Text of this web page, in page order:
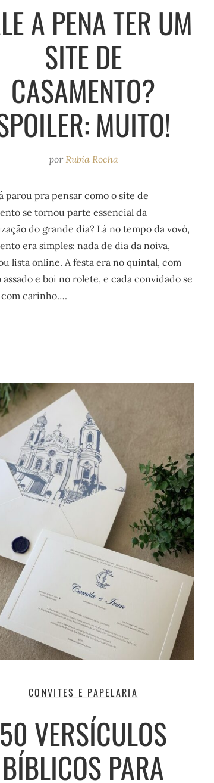
A PENA TER UM
SITE DE
CASAMENTO?
MUITO!
por Rubia Rocha
parou pra pensar como o site de
se tornou parte essencial da
do grande dia? Lá no tempo da vovó,
era simples: nada de dia da noiva,
lista online. A festa era no quintal, com
e boi no rolete, e cada convidado se
carinho….
CONVITES E PAPELARIA
50 VERSÍCULOS
BÍBLICOS PARA